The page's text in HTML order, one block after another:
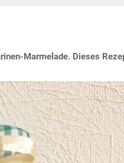
Marmelade. Dieses